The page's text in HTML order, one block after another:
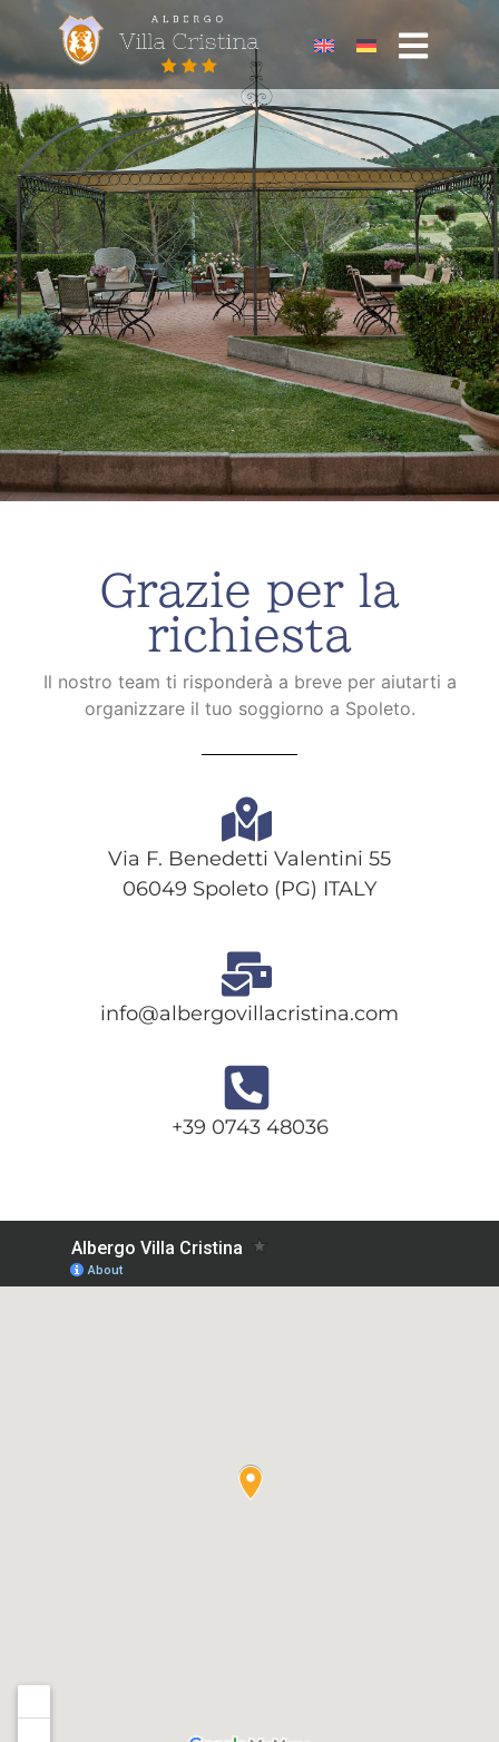
Grazie per la
richiesta
Il nostro team ti risponderà a breve per aiutarti a
organizzare il tuo soggiorno a Spoleto.
Via F. Benedetti Valentini 55
06049 Spoleto (PG) ITALY
info@albergovillacristina.com
+39 0743 48036